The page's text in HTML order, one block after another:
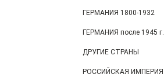
ГЕРМАНИЯ 1800-1932
ГЕРМАНИЯ после 1945 г.
ДРУГИЕ СТРАНЫ
РОССИЙСКАЯ ИМПЕРИЯ